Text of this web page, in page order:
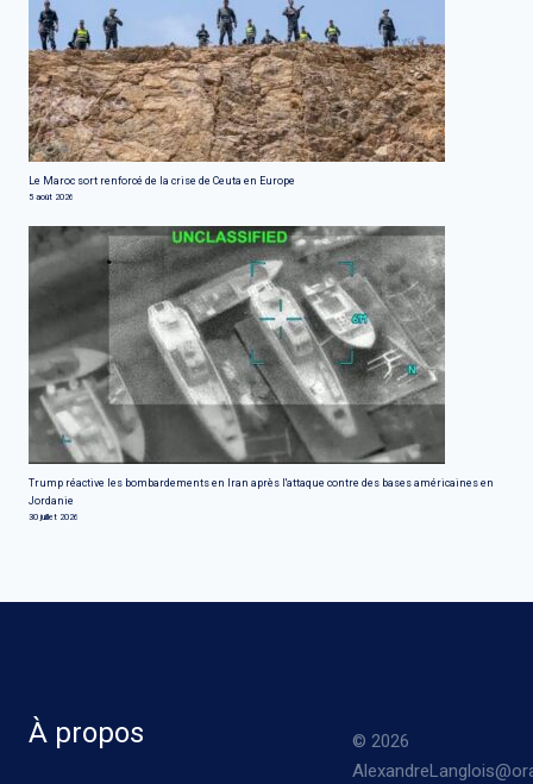
Le Maroc sort renforcé de la crise de Ceuta en Europe
5 août 2026
Trump réactive les bombardements en Iran après l'attaque contre des bases américaines en
Jordanie
30 juillet 2026
À propos
© 2026